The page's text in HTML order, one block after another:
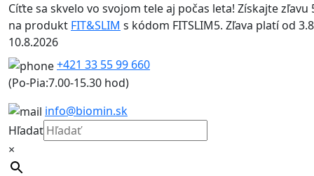
Cíťte sa skvelo vo svojom tele aj počas leta! Získajte zľavu
na produkt FIT&SLIM s kódom FITSLIM5. Zľava platí od
10.8.2026
+421 33 55 99 660
(Po-Pia:7.00-15.30 hod)
info@biomin.sk
Hľadať
×